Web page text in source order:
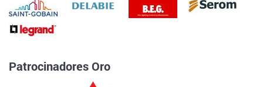
Patrocinadores Oro